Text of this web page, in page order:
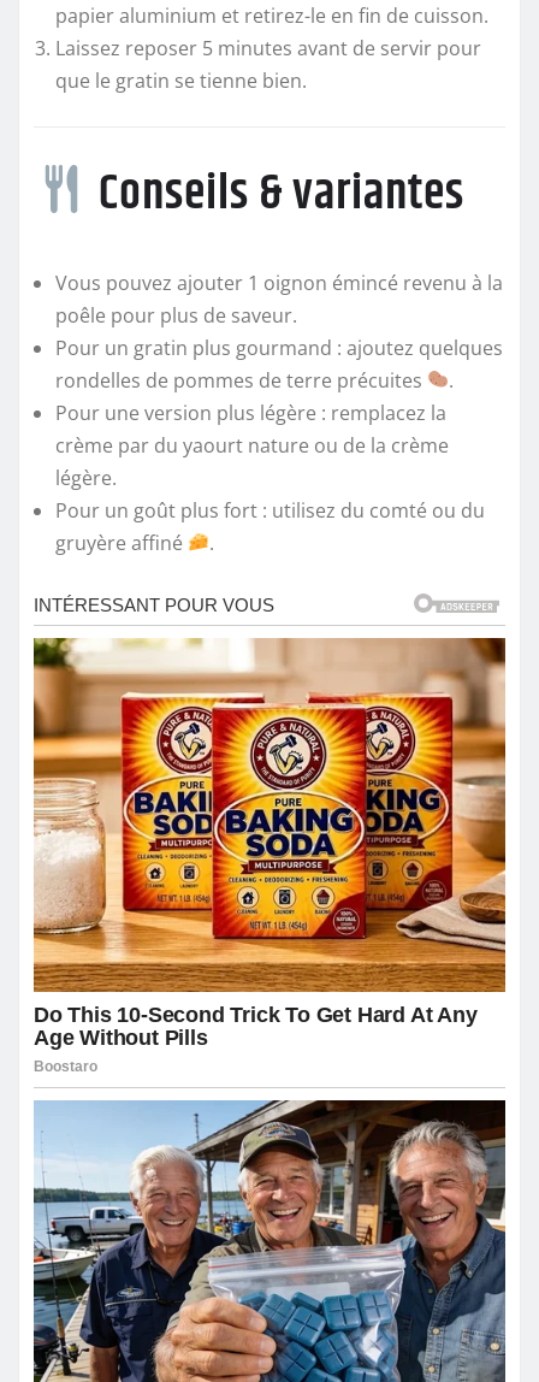
papier aluminium et retirez-le en fin de cuisson.
Laissez reposer 5 minutes avant de servir pour
que le gratin se tienne bien.
Conseils & variantes
Vous pouvez ajouter 1 oignon émincé revenu à la
poêle pour plus de saveur.
Pour un gratin plus gourmand : ajoutez quelques
rondelles de pommes de terre précuites
.
Pour une version plus légère : remplacez la
crème par du yaourt nature ou de la crème
légère.
Pour un goût plus fort : utilisez du comté ou du
gruyère affiné
.